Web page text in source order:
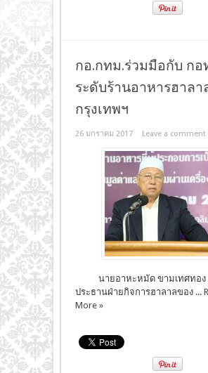
กอ.กทม.ร่วมมือกับ กอ
ระดับร้านอาหารฮาลา
กรุงเทพฯ
26 มกราคม 2017 Leave a comment
นายอาหะหมัด ขามเทศทอง
ประธานฝ่ายกิจการฮาลาลของ ...
More »